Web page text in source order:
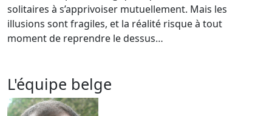
solitaires à s’apprivoiser mutuellement. Mais les
illusions sont fragiles, et la réalité risque à tout
moment de reprendre le dessus…
L'équipe belge